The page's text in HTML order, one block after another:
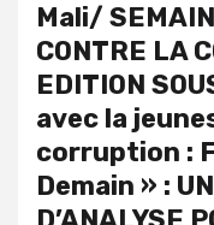
Mali/
CONTRE LA
EDITION
avec la
corruption :
Demain » :